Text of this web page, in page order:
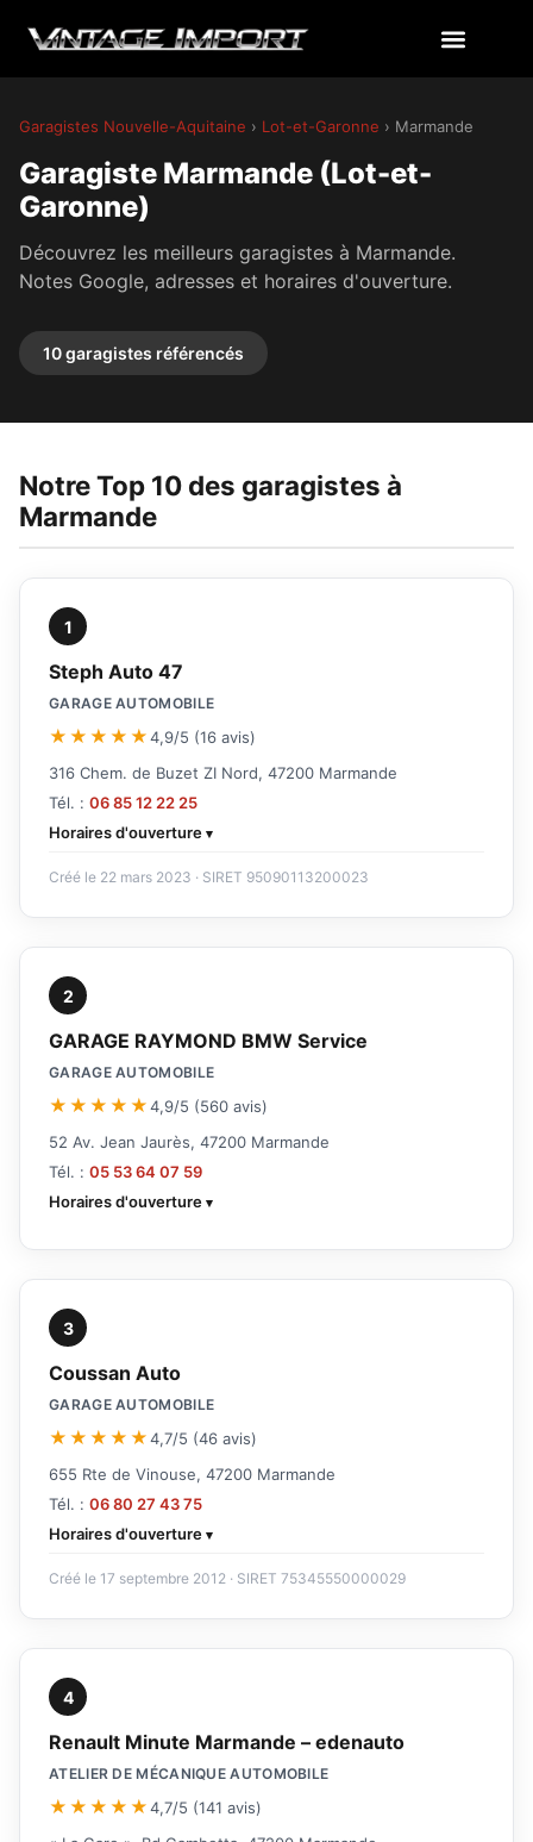
Garagistes Nouvelle-Aquitaine › Lot-et-Garonne › Marmande
Garagiste Marmande (Lot-et-
Garonne)
Découvrez les meilleurs garagistes à Marmande.
Notes Google, adresses et horaires d'ouverture.
10 garagistes référencés
Notre Top 10 des garagistes à
Marmande
1
Steph Auto 47
GARAGE AUTOMOBILE
★★★★★4,9/5 (16 avis)
316 Chem. de Buzet ZI Nord, 47200 Marmande
Tél. : 06 85 12 22 25
Horaires d'ouverture
Créé le 22 mars 2023 · SIRET 95090113200023
2
GARAGE RAYMOND BMW Service
GARAGE AUTOMOBILE
★★★★★4,9/5 (560 avis)
52 Av. Jean Jaurès, 47200 Marmande
Tél. : 05 53 64 07 59
Horaires d'ouverture
3
Coussan Auto
GARAGE AUTOMOBILE
★★★★★4,7/5 (46 avis)
655 Rte de Vinouse, 47200 Marmande
Tél. : 06 80 27 43 75
Horaires d'ouverture
Créé le 17 septembre 2012 · SIRET 75345550000029
4
Renault Minute Marmande – edenauto
ATELIER DE MÉCANIQUE AUTOMOBILE
★★★★★4,7/5 (141 avis)